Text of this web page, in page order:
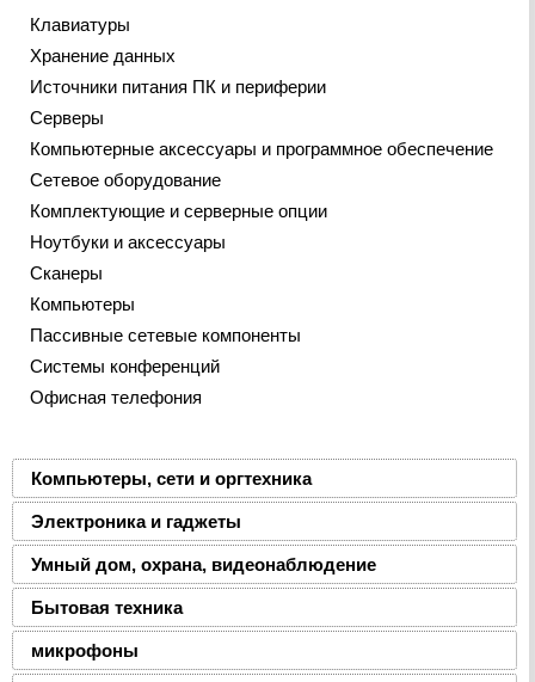
Клавиатуры
Хранение данных
Источники питания ПК и периферии
Серверы
Компьютерные аксессуары и программное обеспечение
Сетевое оборудование
Комплектующие и серверные опции
Ноутбуки и аксессуары
Сканеры
Компьютеры
Пассивные сетевые компоненты
Системы конференций
Офисная телефония
Компьютеры, сети и оргтехника
Электроника и гаджеты
Умный дом, охрана, видеонаблюдение
Бытовая техника
микрофоны